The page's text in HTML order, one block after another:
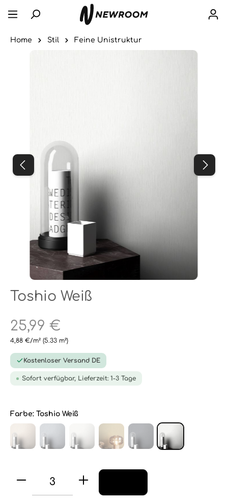
Home Stil Feine Unistruktur
Toshio Weiß
25,99 €
4,88 €/m² (5.33 m²)
Kostenloser Versand DE
Sofort verfügbar, Lieferzeit: 1-3 Tage
Farbe: Toshio Weiß